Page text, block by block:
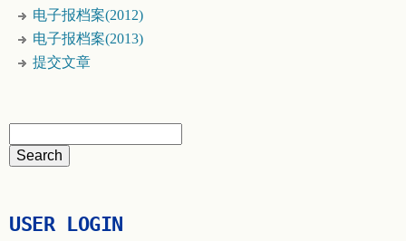
电子报档案(2012)
电子报档案(2013)
提交文章
USER LOGIN